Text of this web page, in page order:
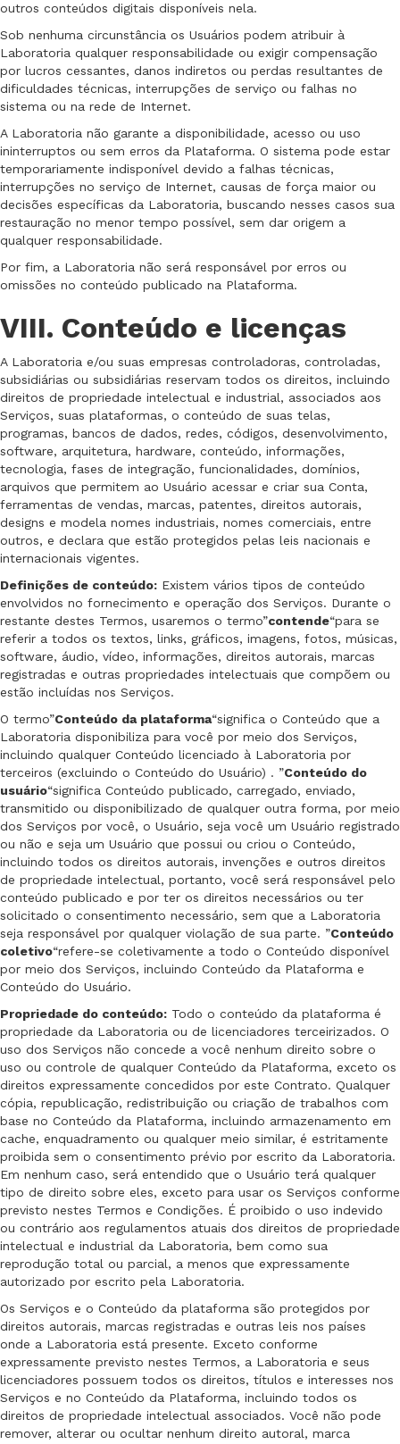
outros conteúdos digitais disponíveis nela.
Sob nenhuma circunstância os Usuários podem atribuir à
Laboratoria qualquer responsabilidade ou exigir compensação
por lucros cessantes, danos indiretos ou perdas resultantes de
dificuldades técnicas, interrupções de serviço ou falhas no
sistema ou na rede de Internet.
A Laboratoria não garante a disponibilidade, acesso ou uso
ininterruptos ou sem erros da Plataforma. O sistema pode estar
temporariamente indisponível devido a falhas técnicas,
interrupções no serviço de Internet, causas de força maior ou
decisões específicas da Laboratoria, buscando nesses casos sua
restauração no menor tempo possível, sem dar origem a
qualquer responsabilidade.
Por fim, a Laboratoria não será responsável por erros ou
omissões no conteúdo publicado na Plataforma.
VIII. Conteúdo e licenças
A Laboratoria e/ou suas empresas controladoras, controladas,
subsidiárias ou subsidiárias reservam todos os direitos, incluindo
direitos de propriedade intelectual e industrial, associados aos
Serviços, suas plataformas, o conteúdo de suas telas,
programas, bancos de dados, redes, códigos, desenvolvimento,
software, arquitetura, hardware, conteúdo, informações,
tecnologia, fases de integração, funcionalidades, domínios,
arquivos que permitem ao Usuário acessar e criar sua Conta,
ferramentas de vendas, marcas, patentes, direitos autorais,
designs e modela nomes industriais, nomes comerciais, entre
outros, e declara que estão protegidos pelas leis nacionais e
internacionais vigentes.
Definições de conteúdo: Existem vários tipos de conteúdo
envolvidos no fornecimento e operação dos Serviços. Durante o
restante destes Termos, usaremos o termo”contende“para se
referir a todos os textos, links, gráficos, imagens, fotos, músicas,
software, áudio, vídeo, informações, direitos autorais, marcas
registradas e outras propriedades intelectuais que compõem ou
estão incluídas nos Serviços.
O termo”Conteúdo da plataforma“significa o Conteúdo que a
Laboratoria disponibiliza para você por meio dos Serviços,
incluindo qualquer Conteúdo licenciado à Laboratoria por
terceiros (excluindo o Conteúdo do Usuário) . ”Conteúdo do
usuário“significa Conteúdo publicado, carregado, enviado,
transmitido ou disponibilizado de qualquer outra forma, por meio
dos Serviços por você, o Usuário, seja você um Usuário registrado
ou não e seja um Usuário que possui ou criou o Conteúdo,
incluindo todos os direitos autorais, invenções e outros direitos
de propriedade intelectual, portanto, você será responsável pelo
conteúdo publicado e por ter os direitos necessários ou ter
solicitado o consentimento necessário, sem que a Laboratoria
seja responsável por qualquer violação de sua parte. ”Conteúdo
coletivo“refere-se coletivamente a todo o Conteúdo disponível
por meio dos Serviços, incluindo Conteúdo da Plataforma e
Conteúdo do Usuário.
Propriedade do conteúdo: Todo o conteúdo da plataforma é
propriedade da Laboratoria ou de licenciadores terceirizados. O
uso dos Serviços não concede a você nenhum direito sobre o
uso ou controle de qualquer Conteúdo da Plataforma, exceto os
direitos expressamente concedidos por este Contrato. Qualquer
cópia, republicação, redistribuição ou criação de trabalhos com
base no Conteúdo da Plataforma, incluindo armazenamento em
cache, enquadramento ou qualquer meio similar, é estritamente
proibida sem o consentimento prévio por escrito da Laboratoria.
Em nenhum caso, será entendido que o Usuário terá qualquer
tipo de direito sobre eles, exceto para usar os Serviços conforme
previsto nestes Termos e Condições. É proibido o uso indevido
ou contrário aos regulamentos atuais dos direitos de propriedade
intelectual e industrial da Laboratoria, bem como sua
reprodução total ou parcial, a menos que expressamente
autorizado por escrito pela Laboratoria.
Os Serviços e o Conteúdo da plataforma são protegidos por
direitos autorais, marcas registradas e outras leis nos países
onde a Laboratoria está presente. Exceto conforme
expressamente previsto nestes Termos, a Laboratoria e seus
licenciadores possuem todos os direitos, títulos e interesses nos
Serviços e no Conteúdo da Plataforma, incluindo todos os
direitos de propriedade intelectual associados. Você não pode
remover, alterar ou ocultar nenhum direito autoral, marca